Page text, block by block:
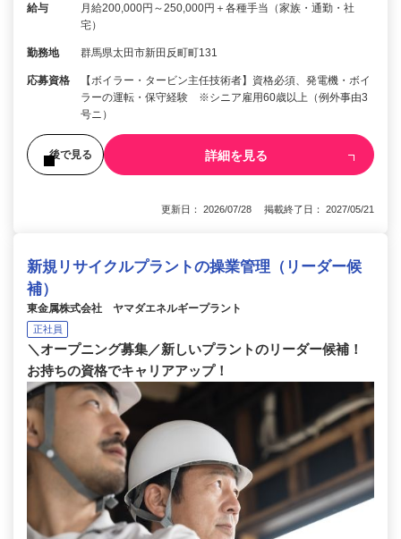
給与
月給200,000円～250,000円＋各種手当（家族・通勤・社
宅）
勤務地 群馬県太田市新田反町町131
応募資格
【ボイラー・タービン主任技術者】資格必須、発電機・ボイ
ラーの運転・保守経験 ※シニア雇用60歳以上（例外事由3
号ニ）
後で見る 詳細を見る
更新日： 2026/07/28 掲載終了日： 2027/05/21
新規リサイクルプラントの操業管理（リーダー候
補）
東金属株式会社 ヤマダエネルギープラント
正社員
＼オープニング募集／新しいプラントのリーダー候補！
お持ちの資格でキャリアアップ！